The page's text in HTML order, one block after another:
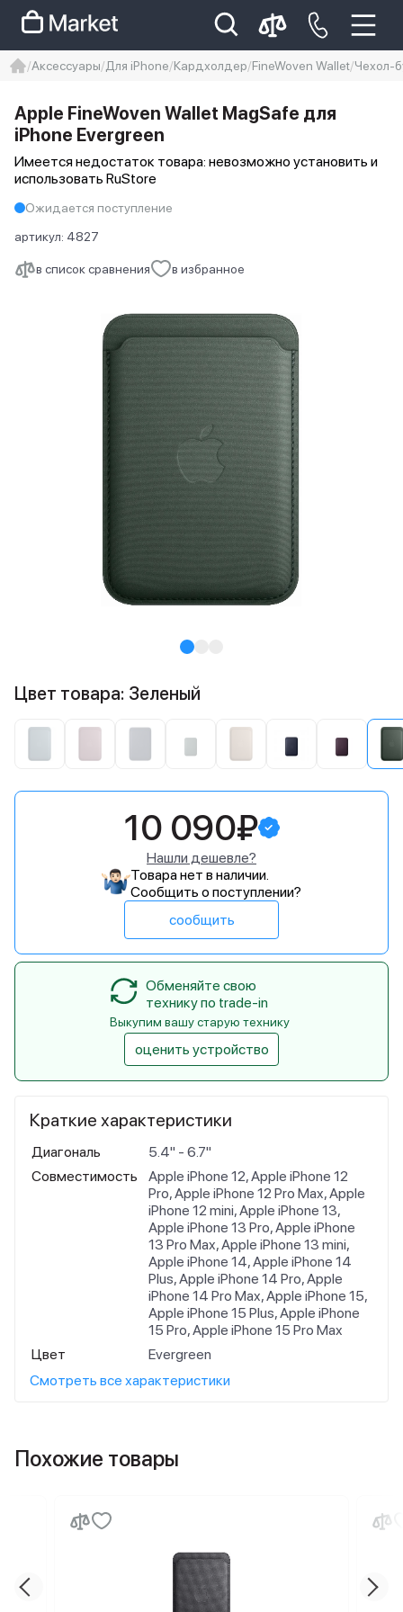
Iphone 14 pro max
айфон 14
Аксессуары Для iPhone Кардхолдер FineWoven Wallet Чехол-
в список сравнения в избранное
Apple FineWoven Wallet MagSafe для
iPhone Evergreen
Имеется недостаток товара: невозможно установить и
использовать RuStore
Ожидается поступление
артикул: 4827
Краткие характеристики
Диагональ
5.4" - 6.7"
Совместимость
Apple iPhone 12, Apple iPhone 12
Pro, Apple iPhone 12 Pro Max, Apple
iPhone 12 mini, Apple iPhone 13,
Apple iPhone 13 Pro, Apple iPhone
13 Pro Max, Apple iPhone 13 mini,
Apple iPhone 14, Apple iPhone 14
Plus, Apple iPhone 14 Pro, Apple
iPhone 14 Pro Max, Apple iPhone 15,
Apple iPhone 15 Plus, Apple iPhone
15 Pro, Apple iPhone 15 Pro Max
Цвет
Evergreen
Смотреть все характеристики
Цвет товара: Зеленый
10 090₽
Нашли дешевле?
Товара нет в наличии.
Сообщить о поступлении?
сообщить
Обменяйте свою
технику по trade-in
Выкупим вашу старую технику
оценить устройство
Похожие товары